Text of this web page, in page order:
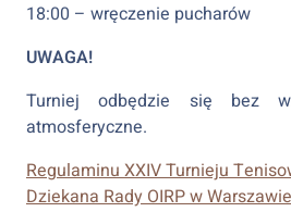
18:00 – wręczenie pucharów
UWAGA!
Turniej odbędzie się bez
atmosferyczne.
Regulaminu XXIV Turnieju
Dziekana Rady OIRP w Warszawie